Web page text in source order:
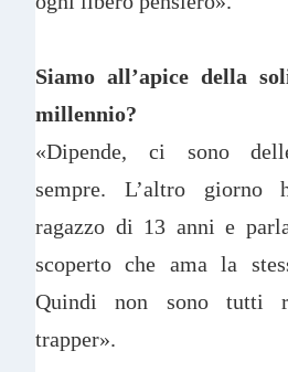
Siamo all’apice della
millennio?
«Dipende, ci sono
sempre. L’altro giorno
ragazzo di 13 anni e
scoperto che ama la
Quindi non sono tutti
trapper».